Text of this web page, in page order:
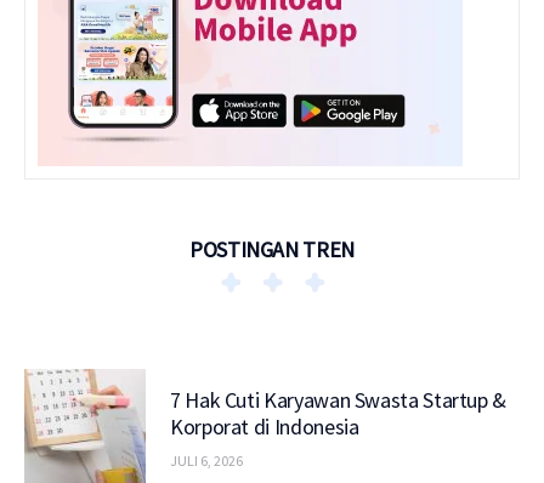
POSTINGAN TREN
7 Hak Cuti Karyawan Swasta Startup &
Korporat di Indonesia
JULI 6, 2026